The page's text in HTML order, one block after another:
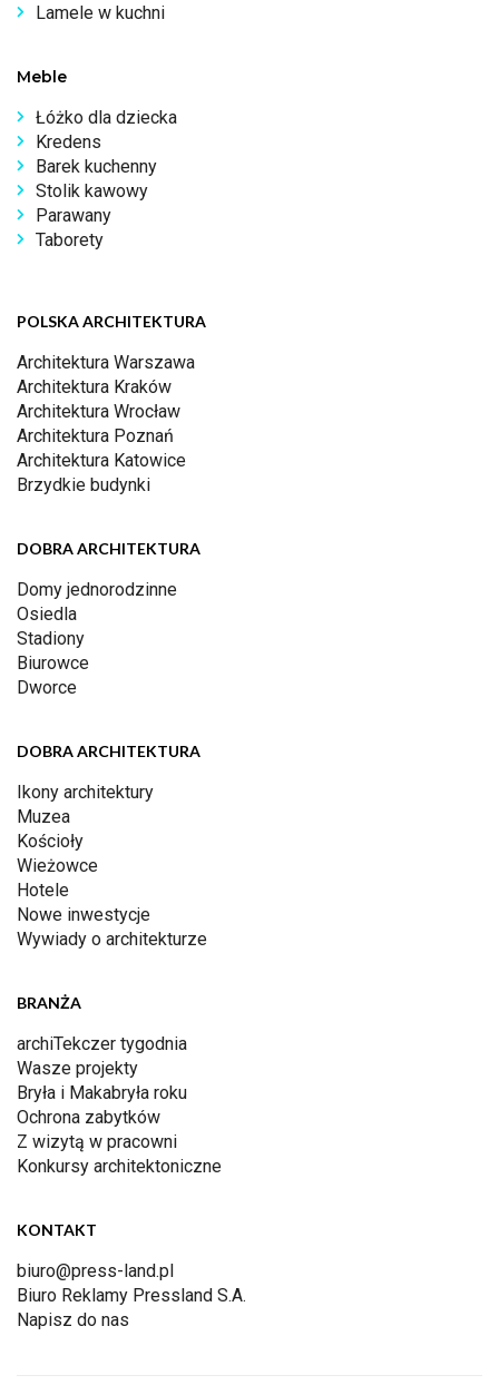
Lamele w kuchni
Meble
Łóżko dla dziecka
Kredens
Barek kuchenny
Stolik kawowy
Parawany
Taborety
POLSKA ARCHITEKTURA
Architektura Warszawa
Architektura Kraków
Architektura Wrocław
Architektura Poznań
Architektura Katowice
Brzydkie budynki
DOBRA ARCHITEKTURA
Domy jednorodzinne
Osiedla
Stadiony
Biurowce
Dworce
DOBRA ARCHITEKTURA
Ikony architektury
Muzea
Kościoły
Wieżowce
Hotele
Nowe inwestycje
Wywiady o architekturze
BRANŻA
archiTekczer tygodnia
Wasze projekty
Bryła i Makabryła roku
Ochrona zabytków
Z wizytą w pracowni
Konkursy architektoniczne
KONTAKT
biuro@press-land.pl
Biuro Reklamy Pressland S.A.
Napisz do nas